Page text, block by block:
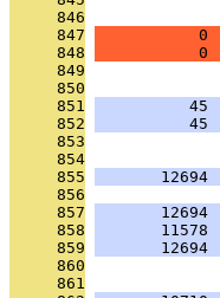
     846
     847
0
     848
0
     849
     850
     851
45
     852
45
     853
     854
     855
12694
     856
     857
12694
     858
11578
     859
12694
     860
     861